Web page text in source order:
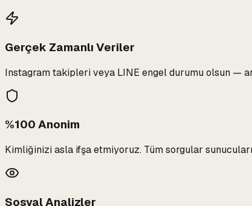
Gerçek Zamanlı Veriler
Instagram takipleri veya LINE engel durumu olsun —
%100 Anonim
Kimliğinizi asla ifşa etmiyoruz. Tüm sorgular
Sosyal Analizler